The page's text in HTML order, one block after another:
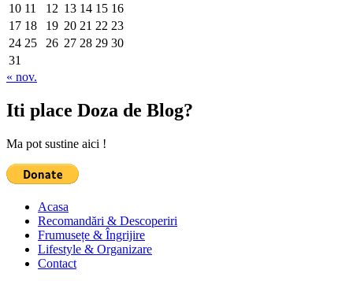
10 11 12 13 14 15 16
17 18 19 20 21 22 23
24 25 26 27 28 29 30
31
« nov.
Iti place Doza de Blog?
Ma pot sustine aici !
Acasa
Recomandări & Descoperiri
Frumusețe & Îngrijire
Lifestyle & Organizare
Contact